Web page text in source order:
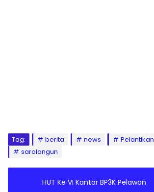
Tag: berita news
Pelantikan
sarolangun
HUT Ke VI Kantor BP3K Pelawan